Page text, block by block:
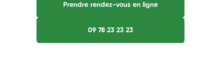
Prendre rendez-vous en ligne
09 78 23 23 23